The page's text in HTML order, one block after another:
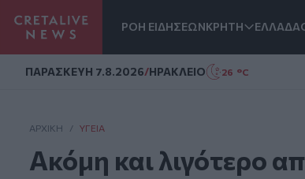
ΡΟΗ ΕΙΔΗΣΕΩΝΚΡΗΤΗ ΕΛΛΑΔΑ
ΠΑΡΑΣΚΕΥΗ 7.8.2026/ΗΡΑΚΛΕΙΟ 26 °C
ΑΡΧΙΚΗ / ΥΓΕΊΑ
Ακόμη και λιγότερο